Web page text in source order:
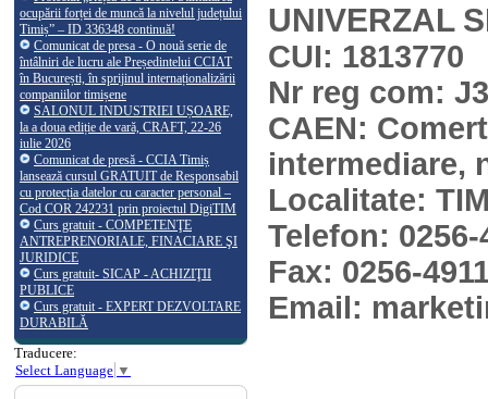
ocupării forței de muncă la nivelul județului
Timiș” – ID 336348 continuă!
Comunicat de presa - O nouă serie de
întâlniri de lucru ale Președintelui CCIAT
în București, în sprijinul internaționalizării
companiilor timișene
SALONUL INDUSTRIEI UȘOARE,
la a doua ediție de vară, CRAFT, 22-26
iulie 2026
Comunicat de presă - CCIA Timiș
lansează cursul GRATUIT de Responsabil
cu protecția datelor cu caracter personal –
Cod COR 242231 prin proiectul DigiTIM
Curs gratuit - COMPETENŢE
ANTREPRENORIALE, FINACIARE ŞI
JURIDICE
Curs gratuit- SICAP - ACHIZIŢII
PUBLICE
Curs gratuit - EXPERT DEZVOLTARE
DURABILĂ
Traducere:
Select Language ▼
UNIVERZAL
CUI: 1813770
Nr reg com:
CAEN:
intermediare,
Localitate:
Telefon: 0256-
Fax: 0256-
Email: